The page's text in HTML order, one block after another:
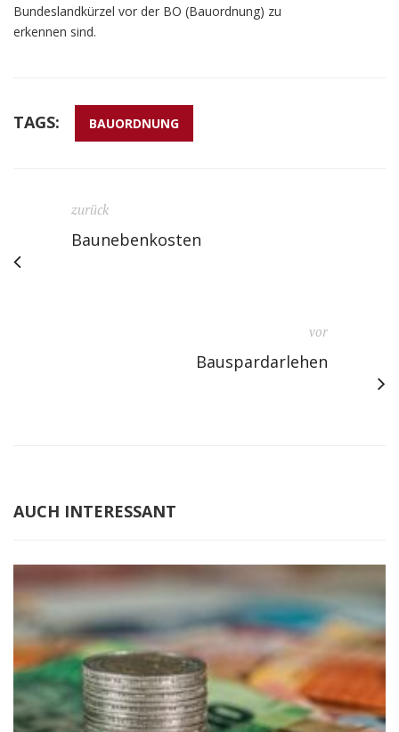
Bundeslandkürzel vor der BO (Bauordnung) zu
erkennen sind.
TAGS: BAUORDNUNG
zurück
Baunebenkosten
vor
Bauspardarlehen
AUCH INTERESSANT